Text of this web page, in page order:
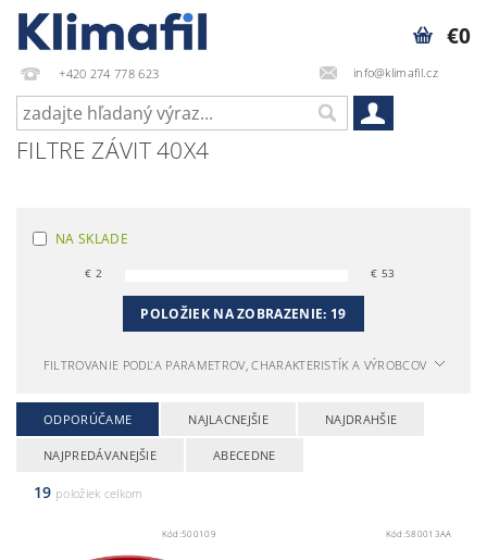
+420 274 778 623 info@klimafil.cz
€0
FILTRE ZÁVIT 40X4
NA SKLADE
€2 € 53
POLOŽIEK NA ZOBRAZENIE: 19
FILTROVANIE PODĽA PARAMETROV, CHARAKTERISTÍK A VÝROBCOV
ODPORÚČAME NAJLACNEJŠIE NAJDRAHŠIE
NAJPREDÁVANEJŠIE ABECEDNE
19 položiek celkom
Kód:500109 Kód: 580013AA